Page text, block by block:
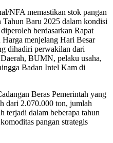
NFA memastikan stok pangan
Baru 2025 dalam kondisi
berdasarkan Rapat
menjelang Hari Besar
dihadiri perwakilan dari
BUMN, pelaku usaha,
Badan Intel Kam di
Beras Pemerintah yang
dari 2.070.000 ton, jumlah
terjadi dalam beberapa tahun
pangan strategis